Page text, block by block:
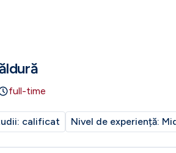
full-time
calificat Nivel de experiență: